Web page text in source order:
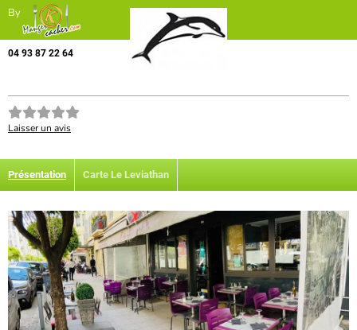
By
04 93 87 22 64
Laisser un avis
Présentation Carte Le Leviathan